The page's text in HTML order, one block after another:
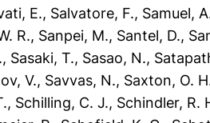
E., Salvatore, F., Samuel,
R., Sanpei, M., Santel, D.,
, Sasaki, T., Sasao, N.,
V., Savvas, N., Saxton, O.
, Schilling, C. J., Schindler, R.